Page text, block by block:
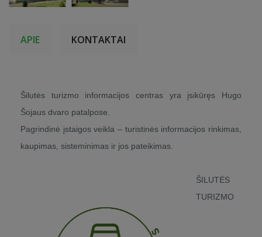
APIE KONTAKTAI
Šilutės turizmo informacijos centras yra įsikūręs Hugo
Šojaus dvaro patalpose.
Pagrindinė įstaigos veikla – turistinės informacijos rinkimas,
kaupimas, sisteminimas ir jos pateikimas.
ŠILUTĖS
TURIZMO